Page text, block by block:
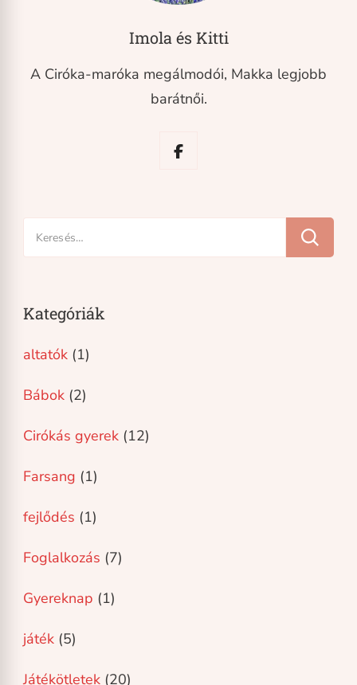
Imola és Kitti
A Ciróka-maróka megálmodói, Makka legjobb
barátnői.
Keresés:
Kategóriák
altatók (1)
Bábok (2)
Cirókás gyerek (12)
Farsang (1)
fejlődés (1)
Foglalkozás (7)
Gyereknap (1)
játék (5)
Játékötletek (20)